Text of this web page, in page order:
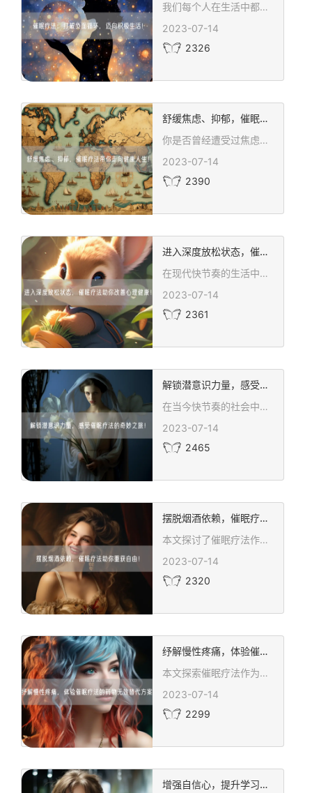
我们每个人在生活中都可能遇到各种困扰和问题，这些困扰和问题常常产生负面的循环，让我们感到身心俱疲。而催眠疗法作为一种心理疗法方法，可以帮助人们打破这种负面循环，迈向积极、健康的生活。
2023-07-14
2326
舒缓焦虑、抑郁，催眠疗法带你走向健康人生！
你是否曾经遭受过焦虑和抑郁的困扰？在如今快节奏、压力山大的生活中，这些负面情绪似乎无处不在。然而，催眠疗法作为一种有效的心理治疗方法，为我们提供了一条探索健康人生的道路。
2023-07-14
2390
进入深度放松状态，催眠疗法助你改善心理健康！
在现代快节奏的生活中，我们面临着各种各样的压力和挑战。这些压力可能来自工作、学业、人际关系或其他方面，给我们的心理健康造成了很大的负担。为了应对这些压力，我们需要学会放松自己，让身心得到恢复和平衡。而催眠疗法作为一种有效的心理健康辅助手段，在帮助人们进入深度放松状态方面发挥着重要的作用。
2023-07-14
2361
解锁潜意识力量，感受催眠疗法的奇妙之旅！
在当今快节奏的社会中，压力和焦虑成了人们无法避免的问题。为了追求内心的平静与幸福，越来越多的人开始寻求各种方式来解锁潜意识力量，催眠疗法便是其中之一。催眠疗法不仅能帮助人们放松身心，还能让人们深入潜意识的世界，探索内心深处的秘密和潜力。
2023-07-14
2465
摆脱烟酒依赖，催眠疗法助你重获自由！
本文探讨了催眠疗法作为戒除烟酒依赖的安全有效方法，为渴望摆脱依赖的人们提供新希望。通过引导患者进入放松的意识状态，催眠疗法帮助改变对烟酒的依赖心理，实现戒除目标。文章详细介绍了催眠治疗的过程，包括与资深催眠师的合作，重塑自我形象和自尊感，提高情绪管理和应对能力等关键步骤。强调了选择合适的催眠师和正规医疗机构的重要性，以确保治疗的效果和患者的安全。
2023-07-14
2320
纾解慢性疼痛，体验催眠疗法的药物无效替代方案！
本文探索催眠疗法作为缓解慢性疼痛的药物无效替代方案。通过调节意识状态，催眠疗法帮助患者改变对疼痛的认知和应对方式，从而缓解病痛带来的不适。文章详细介绍了催眠疗法的治疗过程，包括放松、感知、联想和建设阶段，以及催眠疗法的优势，如无药物副作用、提供放松疗愈状态和个体差异的关注。强调选择经验丰富的催眠师的重要性，并提醒患者保持积极态度和主动参与，以享受到治疗的益处。
2023-07-14
2299
增强自信心，提升学习能力——催眠疗法的神奇效果！